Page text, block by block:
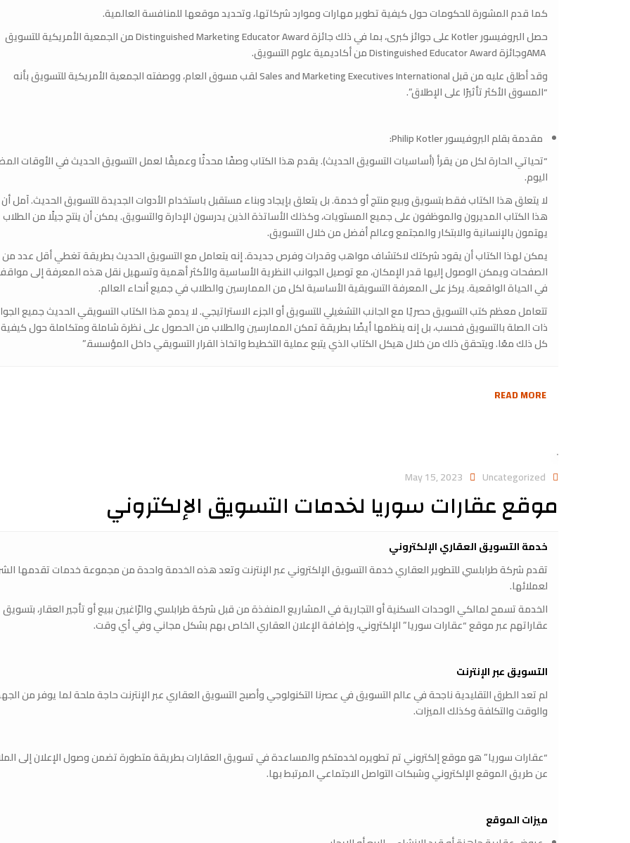
كما قدم المشورة للحكومات حول كيفية تطوير مهارات وموارد شركاتها، وتحديد موقعها للمنافسة العالمية.
حصل البروفيسور Kotler على جوائز كبرى، بما في ذلك جائزة Distinguished Marketing Educator Award من الجمعية الأمريكية للتسويق
وقد أطلق عليه من قبل Sales and Marketing Executives International لقب مسوق العام، ووصفته الجمعية الأمريكية للتسويق بأنه
“المسوق الأكثر تأثيرًا على الإطلاق”.
مقدمة بقلم البروفيسور Philip Kotler:
“تحياتي الحارة لكل من يقرأ (أساسيات التسويق الحديث). يقدم هذا الكتاب وصفًا محدثًا وعميقًا لعمل التسويق الحديث في الأوقات
اليوم.
لا يتعلق هذا الكتاب فقط بتسويق وبيع منتج أو خدمة. بل يتعلق بإيجاد وبناء مستقبل باستخدام الأدوات الجديدة للتسويق الحديث. آمل أن
هذا الكتاب المديرون والموظفون على جميع المستويات، وكذلك الأساتذة الذين يدرسون الإدارة والتسويق. يمكن أن ينتج جيلًا من الطلاب
يهتمون بالإنسانية والابتكار والمجتمع وعالم أفضل من خلال التسويق.
يمكن لهذا الكتاب أن يقود شركتك لاكتشاف مواهب وقدرات وفرص جديدة. إنه يتعامل مع التسويق الحديث بطريقة تغطي أقل عدد من
الصفحات ويمكن الوصول إليها قدر الإمكان، مع توصيل الجوانب النظرية الأساسية والأكثر أهمية وتسهيل نقل هذه المعرفة إلى مواقف
في الحياة الواقعية. يركز على المعرفة التسويقية الأساسية لكل من الممارسين والطلاب في جميع أنحاء العالم.
تتعامل معظم كتب التسويق حصريًا مع الجانب التشغيلي للتسويق أو الجزء الاستراتيجي. لا يدمج هذا الكتاب التسويقي الحديث جميع
ذات الصلة بالتسويق فحسب، بل إنه ينظمها أيضًا بطريقة تمكن الممارسين والطلاب من الحصول على نظرة شاملة ومتكاملة حول كيفية
كل ذلك معًا. ويتحقق ذلك من خلال هيكل الكتاب الذي يتبع عملية التخطيط واتخاذ القرار التسويقي داخل المؤسسة.”
READ MORE
Uncategorized
May 15, 2023
موقع عقارات سوريا لخدمات التسويق الإلكتروني
خدمة التسويق العقاري الإلكتروني
تقدم شركة طرابلسي للتطوير العقاري خدمة التسويق الإلكتروني عبر الإنترنت وتعد هذه الخدمة واحدة من مجموعة خدمات تقدمها
لعملائها.
الخدمة تسمح لمالكي الوحدات السكنية أو التجارية في المشاريع المنفذة من قبل شركة طرابلسي والرّاغبين ببيع أو تأجير العقار، بتسويق
عقاراتهم عبر موقع “عقارات سوريا” الإلكتروني، وإضافة الإعلان العقاري الخاص بهم بشكل مجاني وفي أي وقت.
التسويق عبر الإنترنت
لم تعد الطرق التقليدية ناجحة في عالم التسويق في عصرنا التكنولوجي وأصبح التسويق العقاري عبر الإنترنت حاجة ملحة لما يوفر من
والوقت والتكلفة وكذلك الميزات.
“عقارات سوريا” هو موقع إلكتروني تم تطويره لخدمتكم والمساعدة في تسويق العقارات بطريقة متطورة تضمن وصول الإعلان إلى
عن طريق الموقع الإلكتروني وشبكات التواصل الاجتماعي المرتبط بها.
ميزات الموقع